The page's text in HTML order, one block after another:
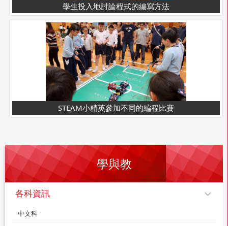
學生投入地討論程式的編寫方法
STEAM小精英參加不同的編程比賽
學與教
各科資訊
中文科